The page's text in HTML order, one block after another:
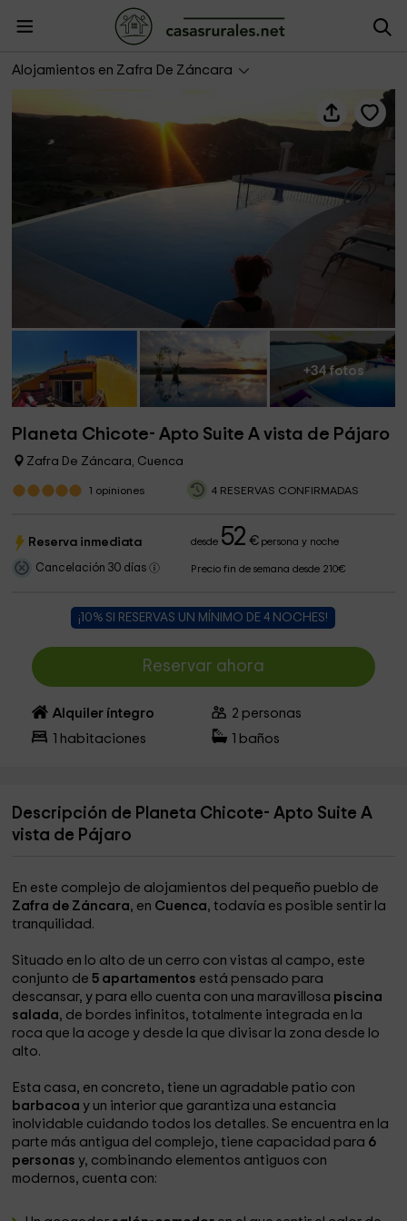
Alojamientos en Zafra De Záncara
Planeta Chicote- Apto Suite A vista de Pájaro
+34 fotos
Planeta Chicote- Apto Suite A vista de Pájaro
Zafra De Záncara, Cuenca
1 opiniones 4 RESERVAS CONFIRMADAS
Reserva inmediata desde 52 €persona y noche
Cancelación 30 días Precio fin de semana desde 210€
¡10% SI RESERVAS UN MÍNIMO DE 4 NOCHES!
Reservar ahora
Alquiler íntegro 2 personas
habitaciones baños
Descripción de Planeta Chicote- Apto Suite A
vista de Pájaro
En este complejo de alojamientos del pequeño pueblo de
Zafra de Záncara, en Cuenca, todavía es posible sentir la
tranquilidad.
Situado en lo alto de un cerro con vistas al campo, este
conjunto de5 apartamentos está pensado para
descansar, y para ello cuenta con una maravillosa piscina
salada, de bordes infinitos, totalmente integrada en la
roca que la acoge y desde la que divisar la zona desde lo
alto.
Esta casa, en concreto, tiene un agradable patio con
barbacoay un interior que garantiza una estancia
inolvidable cuidando todos los detalles. Se encuentra en la
parte más antigua del complejo, tiene capacidad para 6
personasy, combinando elementos antiguos con
modernos, cuenta con: